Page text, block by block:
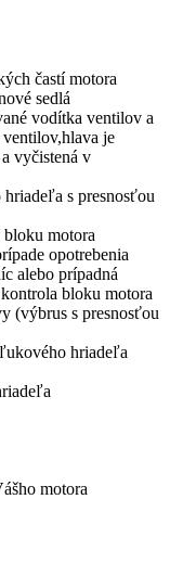
častí motora
sedlá
vodítka ventilov a
je
vyčistená v
s presnosťou
motora
opotrebenia
alebo prípadná
bloku motora
(výbrus s presnosťou
hriadeľa
motora